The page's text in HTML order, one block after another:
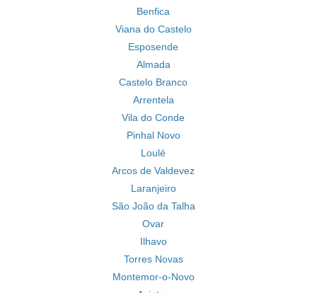
Benfica
Viana do Castelo
Esposende
Almada
Castelo Branco
Arrentela
Vila do Conde
Pinhal Novo
Loulé
Arcos de Valdevez
Laranjeiro
São João da Talha
Ovar
Ilhavo
Torres Novas
Montemor-o-Novo